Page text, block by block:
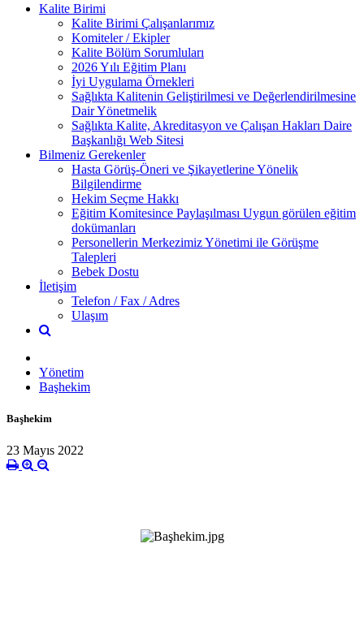
Kalite Birimi
Kalite Birimi Çalışanlarımız
Komiteler / Ekipler
Kalite Bölüm Sorumluları
2026 Yılı Eğitim Planı
İyi Uygulama Örnekleri
Sağlıkta Kalitenin Geliştirilmesi ve Değerlendirilmesine
Dair Yönetmelik
Sağlıkta Kalite, Akreditasyon ve Çalışan Hakları Daire
Başkanlığı Web Sitesi
Bilmeniz Gerekenler
Hasta Görüş-Öneri ve Şikayetlerine Yönelik
Bilgilendirme
Hekim Seçme Hakkı
Eğitim Komitesince Paylaşılması Uygun görülen eğitim
dokümanları
Personellerin Merkezimiz Yönetimi ile Görüşme
Talepleri
Bebek Dostu
İletişim
Telefon / Fax / Adres
Ulaşım
Yönetim
Başhekim
Başhekim
23 Mayıs 2022